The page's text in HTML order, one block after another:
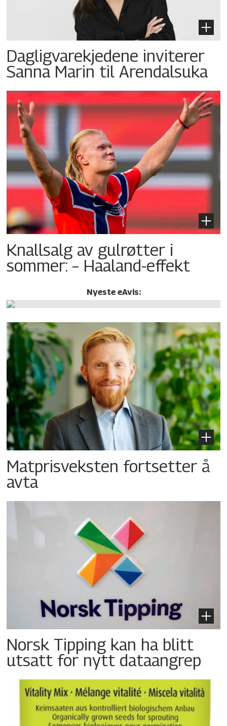
Dagligvarekjedene inviterer
Sanna Marin til Arendalsuka
Knallsalg av gulrøtter i
sommer: – Haaland-effekt
Nyeste eAvis:
Matprisveksten fortsetter å
avta
Norsk Tipping kan ha blitt
utsatt for nytt dataangrep